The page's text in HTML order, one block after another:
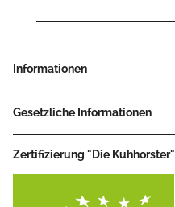
Informationen
Gesetzliche Informationen
Zertifizierung "Die Kuhhorster"